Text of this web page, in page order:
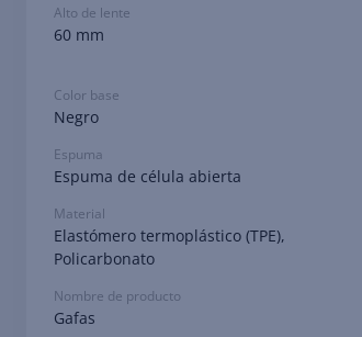
Alto de lente
60 mm
Color base
Negro
Espuma
Espuma de célula abierta
Material
Elastómero termoplástico (TPE),
Policarbonato
Nombre de producto
Gafas